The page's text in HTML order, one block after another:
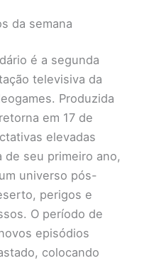
da semana
é a segunda
televisiva da
Produzida
em 17 de
elevadas
seu primeiro ano,
universo pós-
perigos e
O período de
episódios
colocando